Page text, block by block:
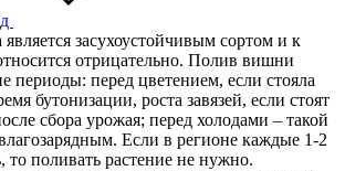
засухоустойчивым сортом и к
отрицательно. Полив вишни
периоды: перед цветением, если стояла
бутонизации, роста завязей, если стоят
сбора урожая; перед холодами – такой
Если в регионе каждые 1-2
то поливать растение не нужно.